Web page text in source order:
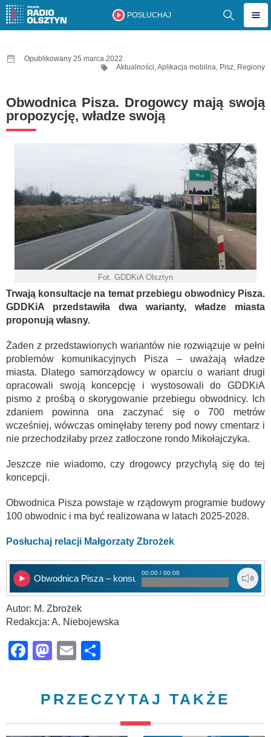
POSŁUCHAJ
Opublikowany 25 marca 2022
Aktualności,Aplikacja mobilna, Pisz, Regiony
Obwodnica Pisza. Drogowcy mają swoją
propozycję, władze swoją
Fot. GDDKiA Olsztyn
Trwają konsultacje na temat przebiegu obwodnicy Pisza.
GDDKiA przedstawiła dwa warianty, władze miasta
proponują własny.
Żaden z przedstawionych wariantów nie rozwiązuje w pełni
problemów komunikacyjnych Pisza – uważają władze
miasta. Dlatego samorządowcy w oparciu o wariant drugi
opracowali swoją koncepcję i wystosowali do GDDKiA
pismo z prośbą o skorygowanie przebiegu obwodnicy. Ich
zdaniem powinna ona zaczynać się o 700 metrów
wcześniej, wówczas ominęłaby tereny pod nowy cmentarz i
nie przechodziłaby przez zatłoczone rondo Mikołajczyka.
Jeszcze nie wiadomo, czy drogowcy przychylą się do tej
koncepcji.
Obwodnica Pisza powstaje w rządowym programie budowy
100 obwodnic i ma być realizowana w latach 2025-2028.
Posłuchaj relacji Małgorzaty Zbrożek
Obwodnica Pisza – konsultacje
00:00 / 00:00
Autor: M. Zbrożek
Redakcja: A. Niebojewska
Facebook
Mastodon
Email
PRZECZYTAJ TAKŻE